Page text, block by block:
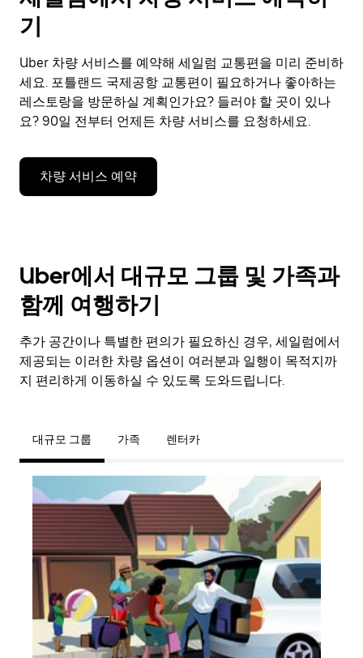
기
Uber 차량 서비스를 예약해 세일럼 교통편을 미리 준비하
세요. 포틀랜드 국제공항 교통편이 필요하거나 좋아하는
레스토랑을 방문하실 계획인가요? 들러야 할 곳이 있나
요? 90일 전부터 언제든 차량 서비스를 요청하세요.
차량 서비스 예약
Uber에서 대규모 그룹 및 가족과
함께 여행하기
추가 공간이나 특별한 편의가 필요하신 경우, 세일럼에서
제공되는 이러한 차량 옵션이 여러분과 일행이 목적지까
지 편리하게 이동하실 수 있도록 도와드립니다.
대규모 그룹 가족 렌터카